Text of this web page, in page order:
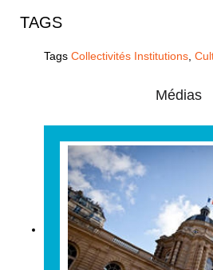
TAGS
Tags Collectivités Institutions,
Médias